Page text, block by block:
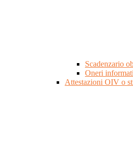
Scadenzario
Oneri
Attestazioni OIV o